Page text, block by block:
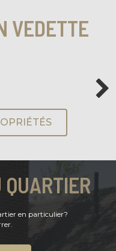
VEDETTE
en particulier?